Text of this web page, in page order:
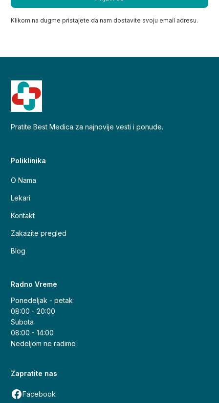
Klikom na dugme pristajete da nam dostavite svoju email adresu.
Pratite Best Medica za najnovije vesti i ponude.
Poliklinika
O Nama
Lekari
Kontakt
Zakazite pregled
Blog
Radno Vreme
Ponedeljak - petak
08:00 - 20:00
Subota
08:00 - 14:00
Nedeljom ne radimo
Zapratite nas
Facebook